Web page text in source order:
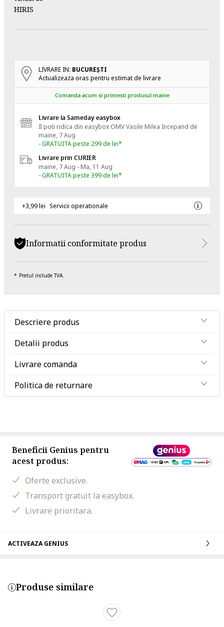
HIRIS
LIVRARE IN: BUCUREŞTI
Actualizeaza oras pentru estimat de livrare
Comanda acum si primesti produsul maine
Livrare la Sameday easybox
Il poti ridica din easybox OMV Vasile Milea Incepand de
maine, 7 Aug
- GRATUITA peste 299 de lei*
Livrare prin CURIER
maine, 7 Aug - Ma, 11 Aug
- GRATUITA peste 399 de lei*
+3,99 lei Servicii operationale
Informatii conformitate produs
Pretul include TVA.
Descriere produs
Detalii produs
Livrare comanda
Politica de returnare
Beneficii Genius pentru
acest produs:
Oferte exclusive.
Transport gratuit la easybox.
Livrare prioritara.
ACTIVEAZA GENIUS
Produse similare